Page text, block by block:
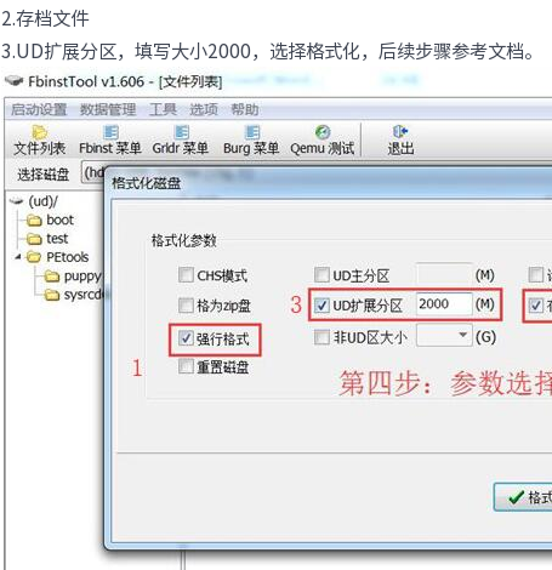
2.存档文件
3.UD扩展分区，填写大小2000，选择格式化，后续步骤参考文档。